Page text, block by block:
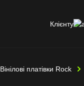
Клієнту
Вінілові платівки Rock